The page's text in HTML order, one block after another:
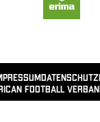
Football
Datenschutz